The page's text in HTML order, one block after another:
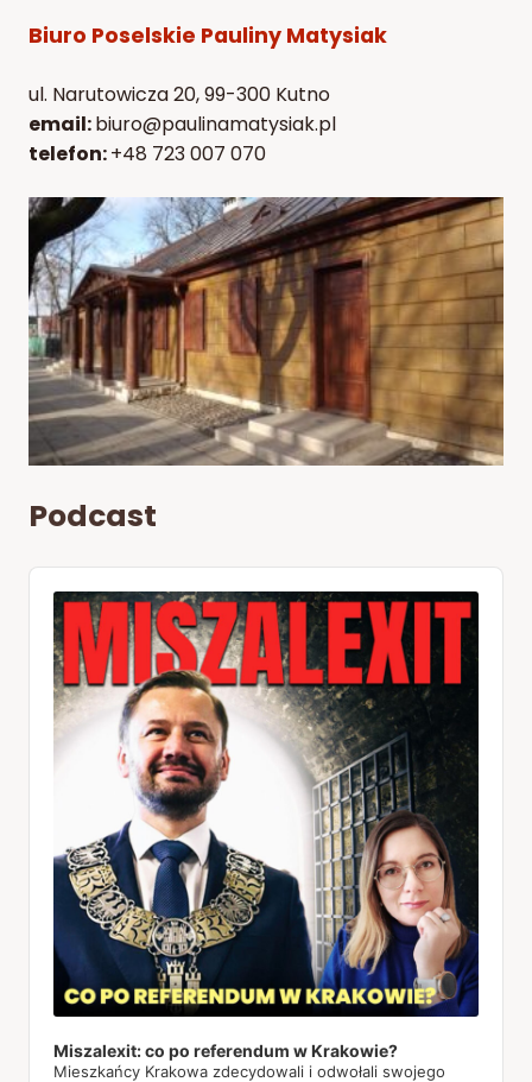
Biuro Poselskie Pauliny Matysiak
ul. Narutowicza 20, 99-300 Kutno
email:biuro@paulinamatysiak.pl
telefon:+48 723 007 070
Podcast
Audio
Player
Miszalexit: co po referendum w Krakowie?
Mieszkańcy Krakowa zdecydowali i odwołali swojego